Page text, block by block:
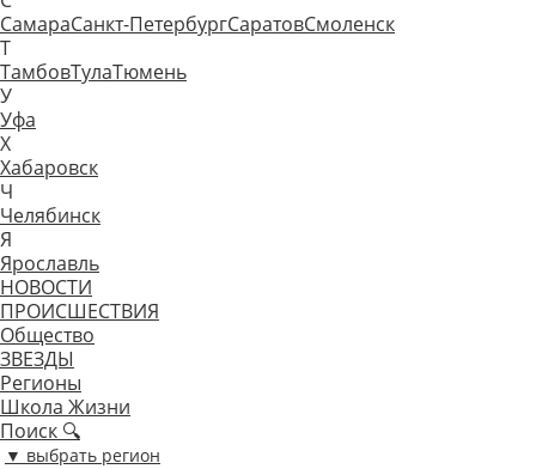
СамараСанкт-ПетербургСаратовСмоленск
Т
ТамбовТулаТюмень
У
Уфа
Х
Хабаровск
Ч
Челябинск
Я
Ярославль
НОВОСТИ
ПРОИСШЕСТВИЯ
Общество
ЗВЕЗДЫ
Регионы
Школа Жизни
Поиск 🔍
▼ выбрать регион